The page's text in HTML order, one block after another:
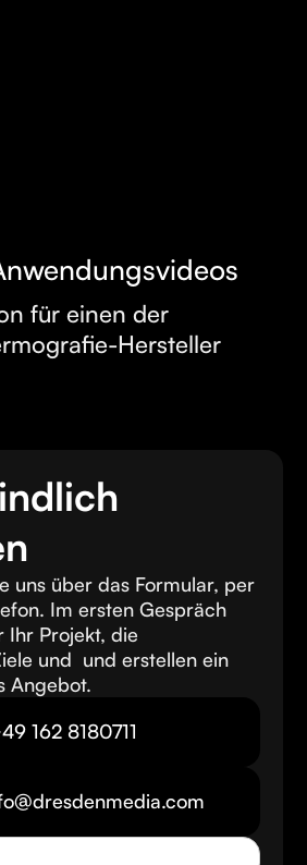
für einen der
Hersteller
uns über das Formular, per
Im ersten Gespräch
Ihr Projekt, die
und und erstellen ein
Angebot.
162 8180711